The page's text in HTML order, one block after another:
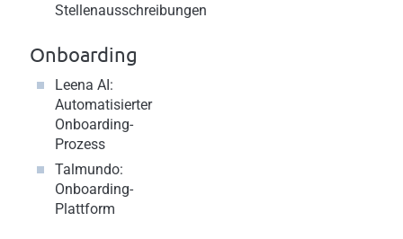
Stellenausschreibungen
Onboarding
Leena AI:
Automatisierter
Onboarding-
Prozess
Talmundo:
Onboarding-
Plattform